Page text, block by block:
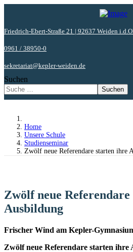
Friedrich-Ebert-Straße 21 | 92637 Weiden
0961 / 38950-0
sekretariat@kepler-weiden.de
Suchen
Suchen
Home
Unsere Schule
Studienseminar
Zwölf neue Referendare starten ihre
Zwölf neue
Ausbildung
Frischer Wind am Kepler-
Zwölf neue Referendare starten ihre